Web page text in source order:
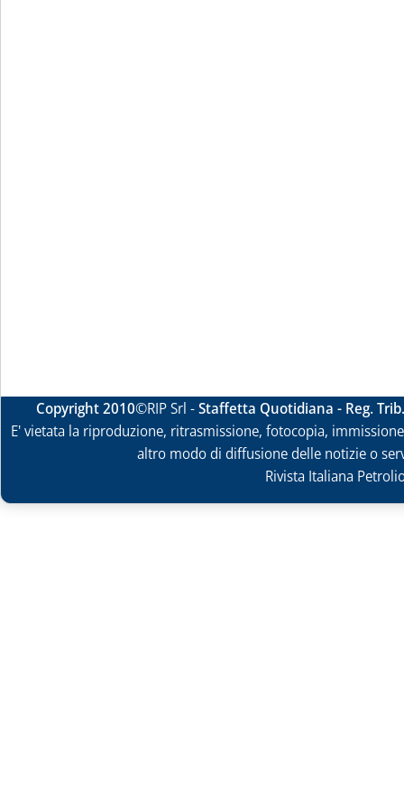
Copyright 2010©RIP Srl -Staffetta Quotidiana - Reg.
E' vietata la riproduzione, ritrasmissione, fotocopia,
altro modo di diffusione delle notizie o
Rivista Italiana